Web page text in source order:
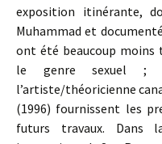
exposition itinérante,
Muhammad et
ont été beaucoup moins
le genre sexuel ;
l’artiste/théoricienne
(1996) fournissent les
futurs travaux. Dans